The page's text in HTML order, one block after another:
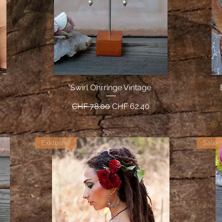
Schnellansicht
Swirl Ohrringe Vintage
Standardpreis
CHF 78.00Sale-Preis
CHF 62.40
Exklusive Sale